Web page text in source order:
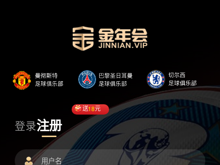
登录注册
送18元